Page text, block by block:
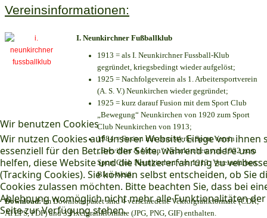
Wir benutzen Cookies
Wir nutzen Cookies auf unserer Website. Einige von ihnen
essenziell für den Betrieb der Seite, während andere uns
helfen, diese Website und die Nutzererfahrung zu
(Tracking Cookies). Sie können selbst entscheiden, ob Sie
Cookies zulassen möchten. Bitte beachten Sie, dass bei
Ablehnung womöglich nicht mehr alle Funktionalitäten der
Seite zur Verfügung stehen.
Vereinsinformationen:
I. Neunkirchner Fußballklub
1913 = als I. Neunkirchner Fussball-Klub
gegründet, kriegsbedingt wieder aufgelöst;
1925 = Nachfolgeverein als 1. Arbeitersportverein
(A. S. V.) Neunkirchen wieder gegründet;
1925 = kurz darauf Fusion mit dem Sport Club
„Bewegung“ Neunkirchen von 1920 zum Sport
Club Neunkirchen von 1913;
1984 = Fusion mit dem Werks Sport Verein
„Brevillier & Urban“ Neunkirchen von 1932 zum
Sport Club Neunkirchen von 1913; Vereinsfarben:
Blau-Weiß;
Download:Im Downloadpaket sind 4 verschiedene Vektorgrafikformate (CDR,
AI EPS, PDF) und 3 Pixelgrafikformate (JPG, PNG, GIF) enthalten.